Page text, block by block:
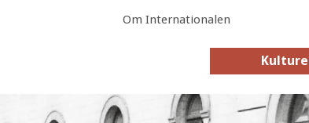
Om Internationalen